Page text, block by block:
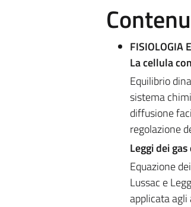
FISIOLOGIA
La cellula
Equilibrio
sistema
diffusione
regolazione
Leggi dei
Equazione
Lussac e
applicata